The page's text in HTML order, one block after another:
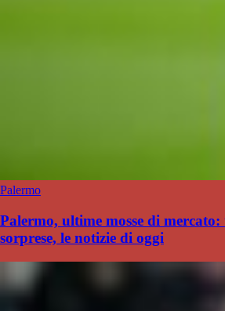
Palermo
Palermo, ultime mosse di
sorprese, le notizie di oggi